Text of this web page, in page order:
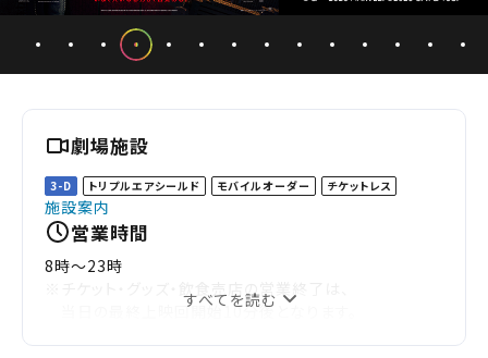
劇場施設
3-D トリプルエアシールド モバイルオーダー チケットレス
施設案内
営業時間
8時～23時
※チケット・グッズ・飲食売店の営業終了は、
当日の最終上映回開始10分後となります。
すべてを読む